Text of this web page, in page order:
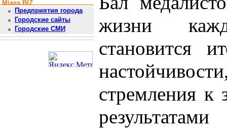
Miass.BIZ
Предприятия города
Городские сайты
Городские СМИ
жизни
становится
стремления к